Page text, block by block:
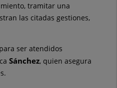
tramitar una
las citadas gestiones,
ser atendidos
Sánchez, quien asegura